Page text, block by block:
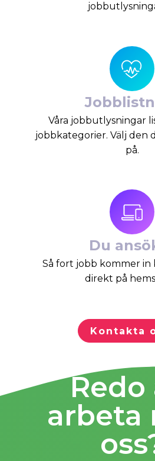
Våra jobbutlysningar
jobbkategorier. Välj den
på.
Du
Så fort jobb kommer in
direkt på
Kontakta
arbeta